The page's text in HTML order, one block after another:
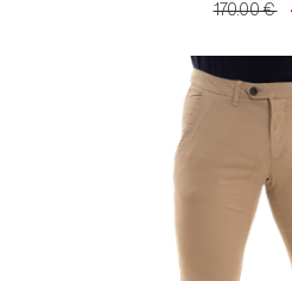
170.00 €